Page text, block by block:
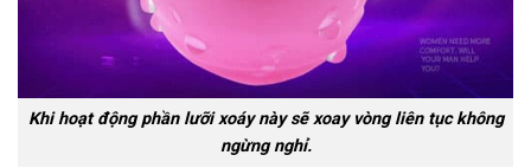
Khi hoạt động phần lưỡi xoáy này sẽ xoay vòng liên tục không
ngừng nghỉ.